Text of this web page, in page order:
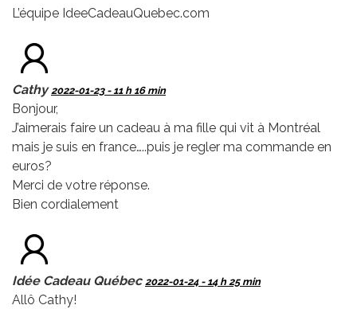
L’équipe IdeeCadeauQuebec.com
Cathy 2022-01-23 - 11 h 16 min
Bonjour,
J’aimerais faire un cadeau à ma fille qui vit à Montréal
mais je suis en france…..puis je regler ma commande en
euros?
Merci de votre réponse.
Bien cordialement
Idée Cadeau Québec 2022-01-24 - 14 h 25 min
Allô Cathy!